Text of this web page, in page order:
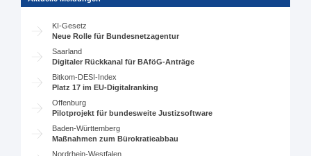
KI-Gesetz
Neue Rolle für Bundesnetzagentur
Saarland
Digitaler Rückkanal für BAföG-Anträge
Bitkom-DESI-Index
Platz 17 im EU-Digitalranking
Offenburg
Pilotprojekt für bundesweite Justizsoftware
Baden-Württemberg
Maßnahmen zum Bürokratieabbau
Nordrhein-Westfalen